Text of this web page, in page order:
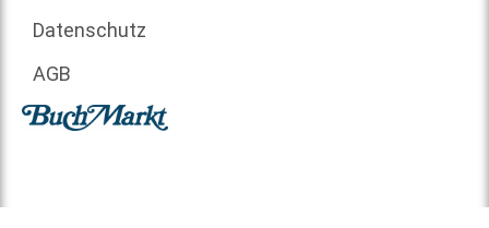
Datenschutz
AGB